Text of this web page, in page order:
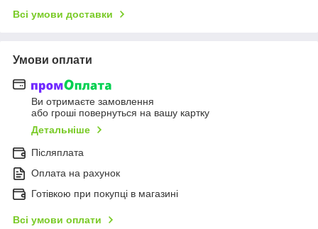
Всі умови доставки
Умови оплати
Ви отримаєте замовлення
або гроші повернуться на вашу картку
Детальніше
Післяплата
Оплата на рахунок
Готівкою при покупці в магазині
Всі умови оплати